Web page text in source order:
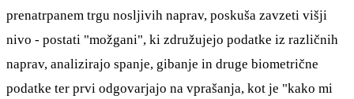
prenatrpanem trgu nosljivih naprav, poskuša zavzeti višji
nivo - postati "možgani", ki združujejo podatke iz različnih
naprav, analizirajo spanje, gibanje in druge biometrične
podatke ter prvi odgovarjajo na vprašanja, kot je "kako mi